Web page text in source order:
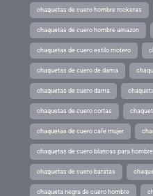
chaquetas de cuero hombre rockeras
chaquetas de cuero hombre amazon
chaquetas de cuero estilo motero
chaquetas de cuero de dama
chaquetas de cuero dama
chaquetas de cuero cortas
chaquetas de cuero cafe mujer
chaquetas de cuero blancas para hombre
chaquetas de cuero baratas
chaqueta negra de cuero hombre